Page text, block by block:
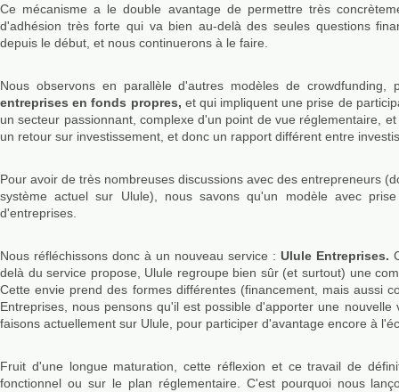
Ce mécanisme a le double avantage de permettre très
d'adhésion très forte qui va bien au-delà des seules questions
depuis le début, et nous continuerons à le faire.
Nous observons en parallèle d'autres modèles de
entreprises en fonds propres, et qui impliquent une prise de
un secteur passionnant, complexe d'un point de vue réglementaire,
un retour sur investissement, et donc un rapport différent entre
Pour avoir de très nombreuses discussions avec des entrepreneurs
système actuel sur Ulule), nous savons qu'un modèle avec
d'entreprises.
Nous réfléchissons donc à un nouveau service : Ulule Entreprises.
delà du service propose, Ulule regroupe bien sûr (et surtout) une
Cette envie prend des formes différentes (financement, mais aussi
Entreprises, nous pensons qu'il est possible d'apporter une
faisons actuellement sur Ulule, pour participer d'avantage encore à
Fruit d'une longue maturation, cette réflexion et ce travail de
fonctionnel ou sur le plan réglementaire. C'est pourquoi nous